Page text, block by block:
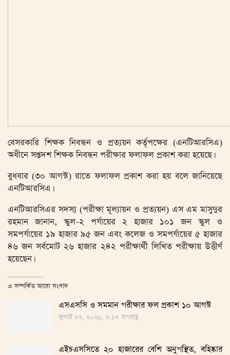
বেসরকারি শিক্ষক নিবন্ধন ও প্রত্যয়ন কর্তৃপক্ষের (এনটিআরসিএ)
অধীনে সপ্তদশ শিক্ষক নিবন্ধন পরীক্ষার ফলাফল প্রকাশ করা হয়েছে।
বুধবার (৩০ আগস্ট) রাতে ফলাফল প্রকাশ করা হয় বলে জানিয়েছে
এনটিআরসিএ।
এনটিআরসিএর সদস্য (পরীক্ষা মূল্যায়ন ও প্রত্যয়ন) এস এম মাসুদুর
রহমান জানান, স্কুল-২ পর্যায়ের ২ হাজার ১০১ জন স্কুল ও
সমপর্যায়ের ১৯ হাজার ৯৫ জন এবং কলেজ ও সমপর্যায়ের ৫ হাজার
৪৬ জন সর্বমোট ২৬ হাজার ২৪২ পরীক্ষার্থী লিখিত পরীক্ষায় উত্তীর্ণ
হয়েছেন।
এ সম্পর্কিত আরো সংবাদ
এসএসসি ও সমমান পরীক্ষার ফল প্রকাশ ১০ আগস্ট
জুলাই ২৭, ২০২৬, ৩:১৩ অপরাহ্ণ
এইচএসসিতে ২০ হাজারের বেশি অনুপস্থিত, বহিষ্কার